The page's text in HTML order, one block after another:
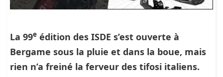
La 99e édition des ISDE s’est ouverte à
Bergame sous la pluie et dans la boue, mais
rien n’a freiné la ferveur des tifosi italiens.